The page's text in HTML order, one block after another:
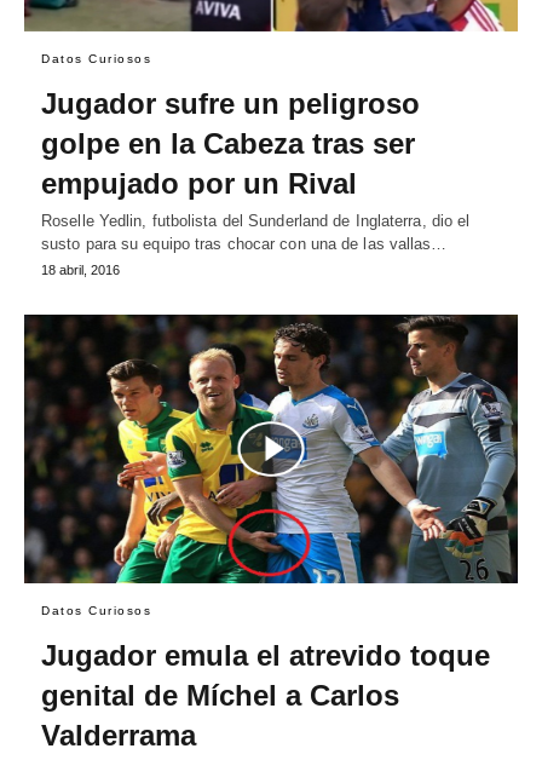
Datos Curiosos
Jugador sufre un peligroso
golpe en la Cabeza tras ser
empujado por un Rival
Roselle Yedlin, futbolista del Sunderland de Inglaterra, dio el
susto para su equipo tras chocar con una de las vallas…
18 abril, 2016
Datos Curiosos
Jugador emula el atrevido toque
genital de Míchel a Carlos
Valderrama